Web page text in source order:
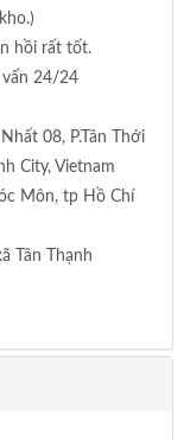
hồi rất tốt.
24/24
08, P.Tân Thới
City, Vietnam
Môn, tp Hồ Chí
Tân Thạnh